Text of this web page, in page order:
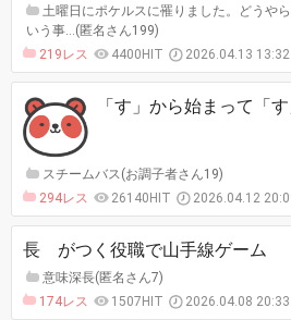
土曜日にポケルスに罹りました。どうや
いう事…(匿名さん199)
219レス
4400HIT 2026.04.13 13:32
「す」から始まって「
スチームバス(お調子者さん19)
294レス
26140HIT 2026.04.12
長 がつく役職で山手線ゲーム
意味深長(匿名さん7)
174レス
1507HIT 2026.04.08 20:33